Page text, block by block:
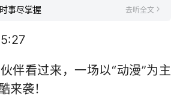
事尽掌握 去听全文
伴看过来，一场以“动漫”为主
来袭！